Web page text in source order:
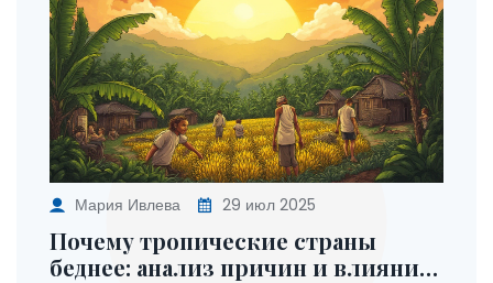
Мария Ивлева 29 июл 2025
Почему тропические страны
беднее: анализ причин и влияния